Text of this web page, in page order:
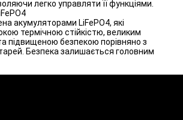
легко управляти її функціями.
акумуляторами LiFePO4, які
термічною стійкістю, великим
підвищеною безпекою порівняно з
Безпека залишається головним